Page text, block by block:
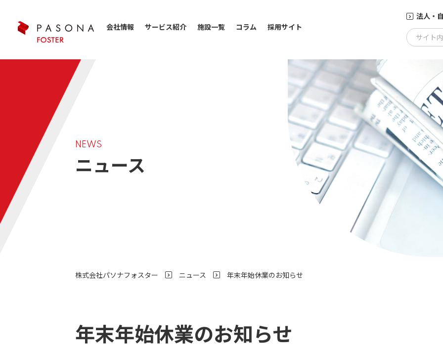
会社情報 サービス紹介 施設一覧 コラム 採用サイト
法人・
サイト
NEWS
ニュース
株式会社パソナフォスター >ニュース >
年末年始休業のお知らせ
年末年始休業のお知らせ